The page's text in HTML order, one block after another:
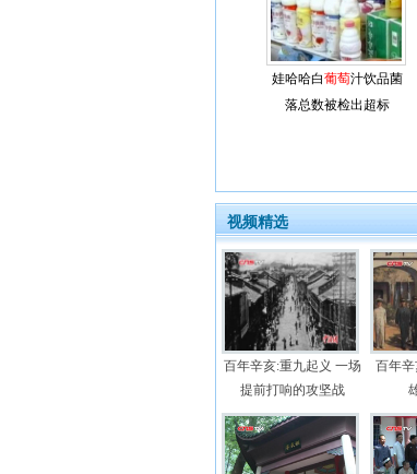
娃哈哈白葡萄汁饮品菌
落总数被检出超标
视频精选
百年辛亥:重九起义 一场
提前打响的攻坚战
百年